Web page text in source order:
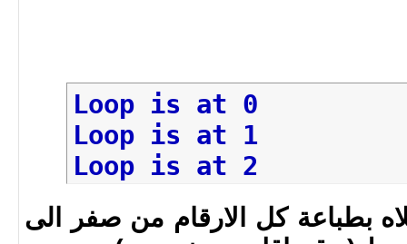
Loop is at 0
Loop is at 1
Loop is at 2
Loop is at 3
Loop is at 4
بطباعة كل الارقام من صفر الى